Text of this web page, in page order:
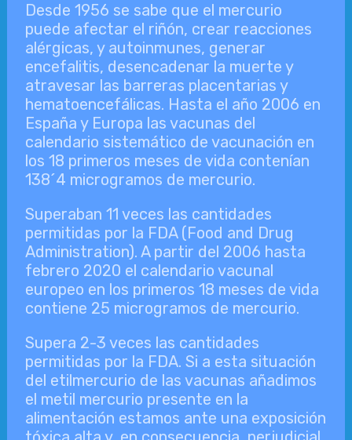
Desde 1956 se sabe que el mercurio
puede afectar el riñón, crear reacciones
alérgicas, y autoinmunes, generar
encefalitis, desencadenar la muerte y
atravesar las barreras placentarias y
hematoencefálicas. Hasta el año 2006 en
España y Europa las vacunas del
calendario sistemático de vacunación en
los 18 primeros meses de vida contenían
138´4 microgramos de mercurio.
Superaban 11 veces las cantidades
permitidas por la FDA (Food and Drug
Administration). A partir del 2006 hasta
febrero 2020 el calendario vacunal
europeo en los primeros 18 meses de vida
contiene 25 microgramos de mercurio.
Supera 2-3 veces las cantidades
permitidas por la FDA. Si a esta situación
del etilmercurio de las vacunas añadimos
el metil mercurio presente en la
alimentación estamos ante una exposición